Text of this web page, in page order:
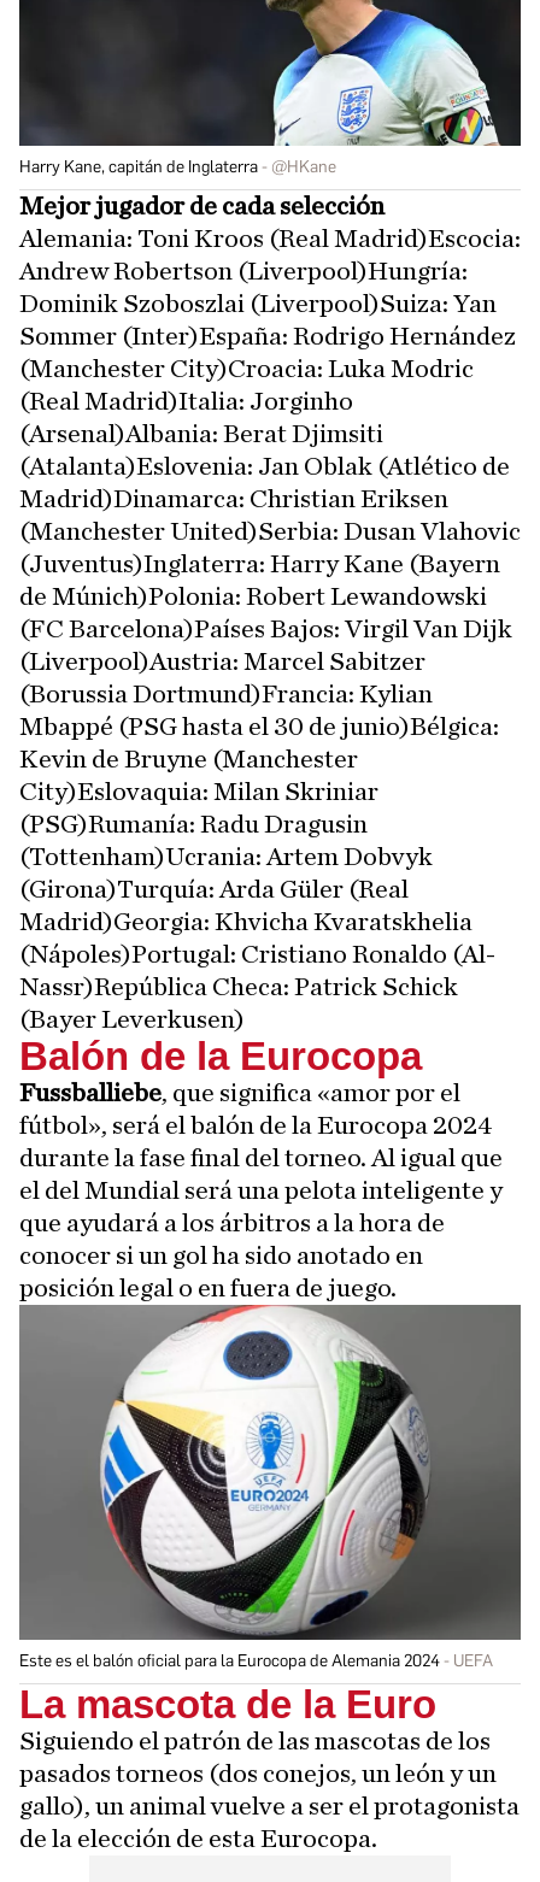
Harry Kane, capitán de Inglaterra @HKane
Mejor jugador de cada selección
Alemania: Toni Kroos (Real Madrid)Escocia:
Andrew Robertson (Liverpool)Hungría:
Dominik Szoboszlai (Liverpool)Suiza: Yan
Sommer (Inter)España: Rodrigo Hernández
(Manchester City)Croacia: Luka Modric
(Real Madrid)Italia: Jorginho
(Arsenal)Albania: Berat Djimsiti
(Atalanta)Eslovenia: Jan Oblak (Atlético de
Madrid)Dinamarca: Christian Eriksen
(Manchester United)Serbia: Dusan Vlahovic
(Juventus)Inglaterra: Harry Kane (Bayern
de Múnich)Polonia: Robert Lewandowski
(FC Barcelona)Países Bajos: Virgil Van Dijk
(Liverpool)Austria: Marcel Sabitzer
(Borussia Dortmund)Francia: Kylian
Mbappé (PSG hasta el 30 de junio)Bélgica:
Kevin de Bruyne (Manchester
City)Eslovaquia: Milan Skriniar
(PSG)Rumanía: Radu Dragusin
(Tottenham)Ucrania: Artem Dobvyk
(Girona)Turquía: Arda Güler (Real
Madrid)Georgia: Khvicha Kvaratskhelia
(Nápoles)Portugal: Cristiano Ronaldo (Al-
Nassr)República Checa: Patrick Schick
(Bayer Leverkusen)
Balón de la Eurocopa
Fussballiebe, que significa «amor por el
fútbol», será el balón de la Eurocopa 2024
durante la fase final del torneo. Al igual que
el del Mundial será una pelota inteligente y
que ayudará a los árbitros a la hora de
conocer si un gol ha sido anotado en
posición legal o en fuera de juego.
Este es el balón oficial para la Eurocopa de Alemania 2024 UEFA
La mascota de la Euro
Siguiendo el patrón de las mascotas de los
pasados torneos (dos conejos, un león y un
gallo), un animal vuelve a ser el protagonista
de la elección de esta Eurocopa.